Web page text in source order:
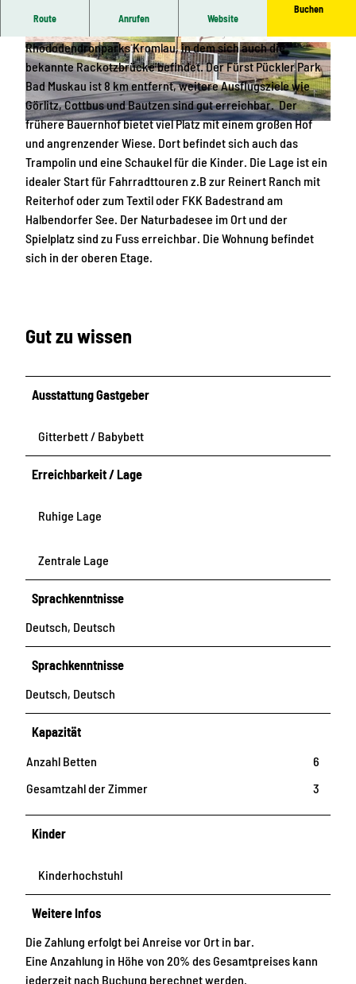
© Zimmervermietung Lehmann | CC-BY-SA
© Zimmervermietung Lehmann |CC-BY-SA © Zimmervermietung Lehmann |CC-BY-SA
Route Anrufen Website
Buchen
Rhododendronparks Kromlau, in dem sich auch die
bekannte Rackotzbrücke befindet. Der Fürst Pückler Park
Bad Muskau ist 8 km entfernt, weitere Ausflugsziele wie
Görlitz, Cottbus und Bautzen sind gut erreichbar. Der
frühere Bauernhof bietet viel Platz mit einem großen Hof
und angrenzender Wiese. Dort befindet sich auch das
Trampolin und eine Schaukel für die Kinder. Die Lage ist ein
idealer Start für Fahrradttouren z.B zur Reinert Ranch mit
Reiterhof oder zum Textil oder FKK Badestrand am
Halbendorfer See. Der Naturbadesee im Ort und der
Spielplatz sind zu Fuss erreichbar. Die Wohnung befindet
sich in der oberen Etage.
Gut zu wissen
Ausstattung Gastgeber
Gitterbett / Babybett
Erreichbarkeit / Lage
Ruhige Lage
Zentrale Lage
Sprachkenntnisse
Deutsch, Deutsch
Sprachkenntnisse
Deutsch, Deutsch
Kapazität
Anzahl Betten
6
Gesamtzahl der Zimmer
3
Kinder
Kinderhochstuhl
Weitere Infos
Die Zahlung erfolgt bei Anreise vor Ort in bar.
Eine Anzahlung in Höhe von 20% des Gesamtpreises kann
jederzeit nach Buchung berechnet werden.